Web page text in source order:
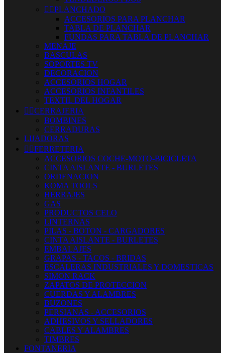
 PLANCHADO
ACCESORIOS PARA PLANCHAR
TABLA DE PLANCHAR
FUNDAS PARA TABLA DE PLANCHAR
MENAJE
BASCULAS
SOPORTES TV
DECORACION
ACCESORIOS HOGAR
ACCESORIOS INFANTILES
TEXTIL DEL HOGAR
 CERRAJERIA
BOMBINES
CERRADURAS
LIJADORAS
 FERRETERIA
ACCESORIOS COCHE-MOTO-BICICLETA
CINTA AISLANTE - BURLETES
ORDENACION
KOMA TOOLS
HERRAJES
GAS
PRODUCTOS CELO
LINTERNAS
PILAS - BOTON - CARGADORES
CINTA AISLANTE - BURLETES
EMBALAJES
GRAPAS - TACOS - BRIDAS
ESCALERAS INDUSTRIALES Y DOMESTICAS
SIMON RACK
ZAPATOS DE PROTECCION
CUERDAS Y ALAMBRES
BUZONES
PERSIANAS - ACCESORIOS
ADHESIVOS Y SELLADORES
CABLES Y ALAMBRES
TIMBRES
FONTANERIA